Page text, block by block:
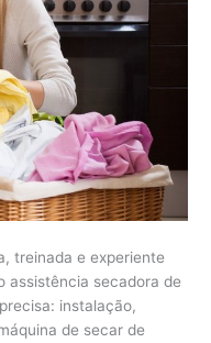
treinada e experiente
assistência secadora de
instalação,
de secar de